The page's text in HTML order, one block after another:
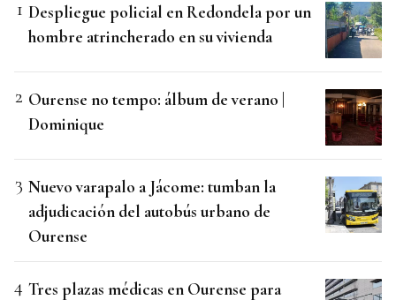
Despliegue policial en Redondela por un
hombre atrincherado en su vivienda
Ourense no tempo: álbum de verano |
Dominique
Nuevo varapalo a Jácome: tumban la
adjudicación del autobús urbano de
Ourense
Tres plazas médicas en Ourense para